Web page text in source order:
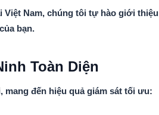
Việt Nam, chúng tôi tự hào giới thiệu
bạn.
Toàn Diện
đến hiệu quả giám sát tối ưu: